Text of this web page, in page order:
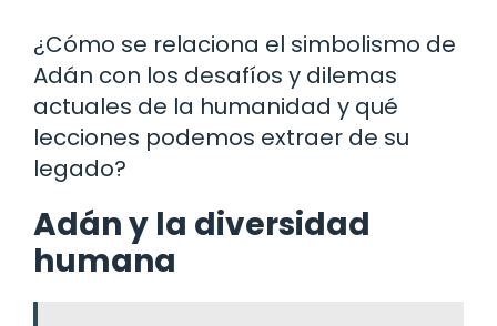
¿Cómo se relaciona el simbolismo de
Adán con los desafíos y dilemas
actuales de la humanidad y qué
lecciones podemos extraer de su
legado?
Adán y la diversidad
humana